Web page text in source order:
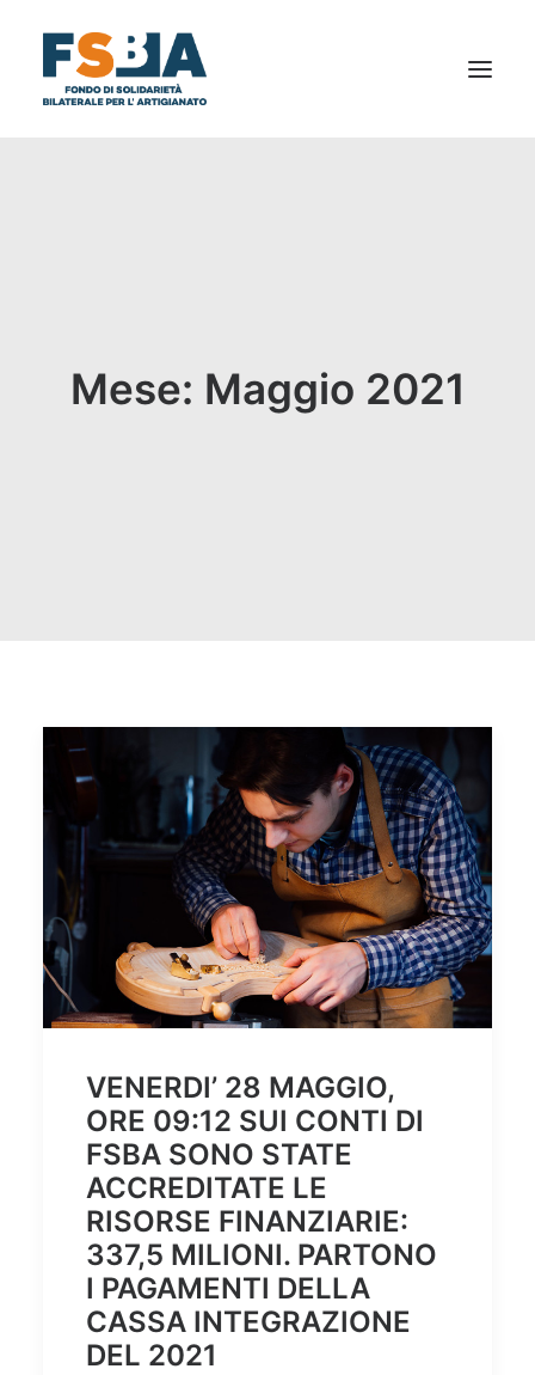
FAQ
Ricerca
Mese: Maggio 2021
VENERDI’ 28 MAGGIO,
ORE 09:12 SUI CONTI DI
FSBA SONO STATE
ACCREDITATE LE
RISORSE FINANZIARIE:
337,5 MILIONI. PARTONO
I PAGAMENTI DELLA
CASSA INTEGRAZIONE
DEL 2021